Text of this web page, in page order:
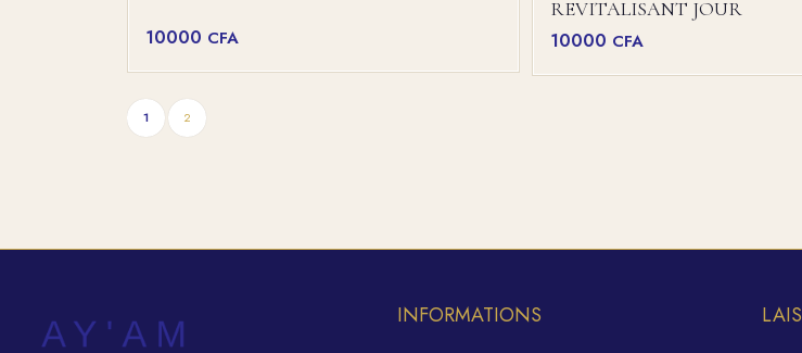
10000 CFA
REVITALISANT JOUR
10000 CFA
1 2
INFORMATIONS